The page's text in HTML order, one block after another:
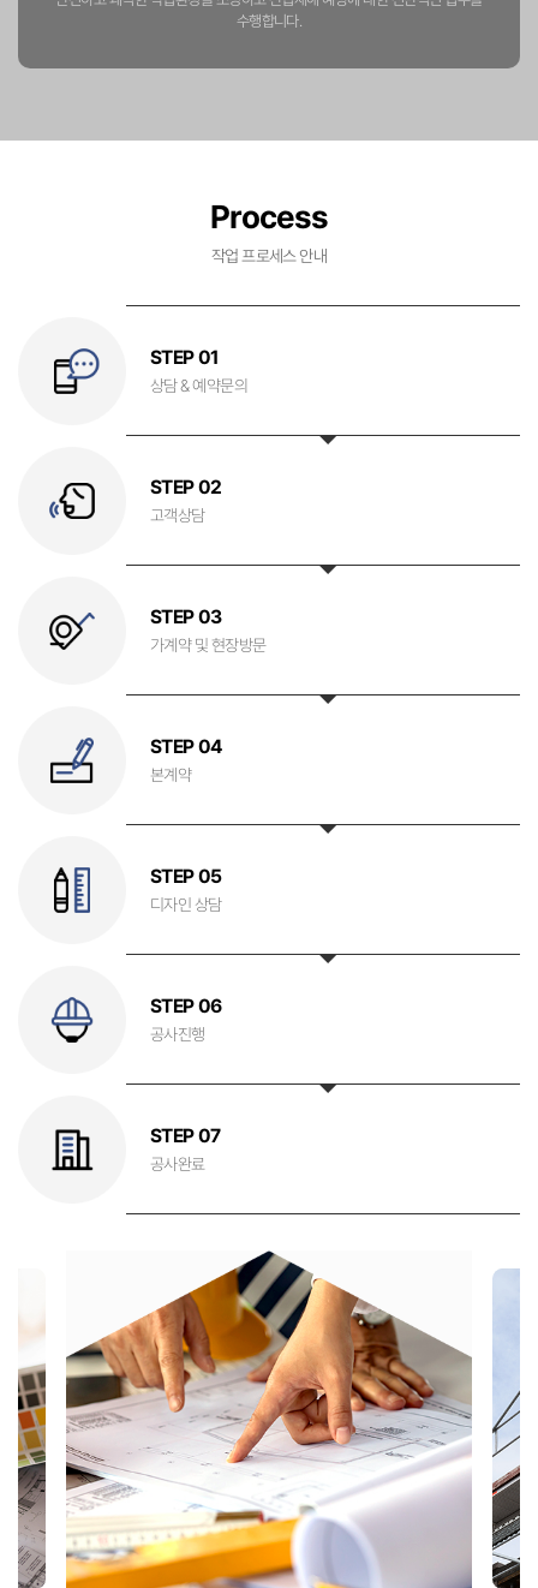
수행합니다.
Process
작업 프로세스 안내
STEP 01
상담 & 예약문의
STEP 02
고객상담
STEP 03
가계약 및 현장방문
STEP 04
본계약
STEP 05
디자인 상담
STEP 06
공사진행
STEP 07
공사완료